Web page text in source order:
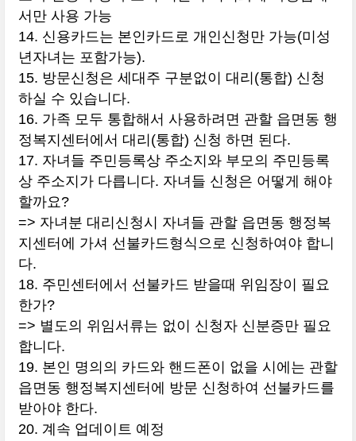
서만 사용 가능
14. 신용카드는 본인카드로 개인신청만 가능(미성
년자녀는 포함가능).
15. 방문신청은 세대주 구분없이 대리(통합) 신청
하실 수 있습니다.
16. 가족 모두 통합해서 사용하려면 관할 읍면동 행
정복지센터에서 대리(통합) 신청 하면 된다.
17. 자녀들 주민등록상 주소지와 부모의 주민등록
상 주소지가 다릅니다. 자녀들 신청은 어떻게 해야
할까요?
=> 자녀분 대리신청시 자녀들 관할 읍면동 행정복
지센터에 가셔 선불카드형식으로 신청하여야 합니
다.
18. 주민센터에서 선불카드 받을때 위임장이 필요
한가?
=> 별도의 위임서류는 없이 신청자 신분증만 필요
합니다.
19. 본인 명의의 카드와 핸드폰이 없을 시에는 관할
읍면동 행정복지센터에 방문 신청하여 선불카드를
받아야 한다.
20. 계속 업데이트 예정